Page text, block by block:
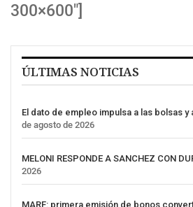
300×600″]
ÚLTIMAS NOTICIAS
El dato de empleo impulsa a las bolsas
de agosto de 2026
MELONI RESPONDE A SANCHEZ CON
2026
MARF: primera emisión de bonos